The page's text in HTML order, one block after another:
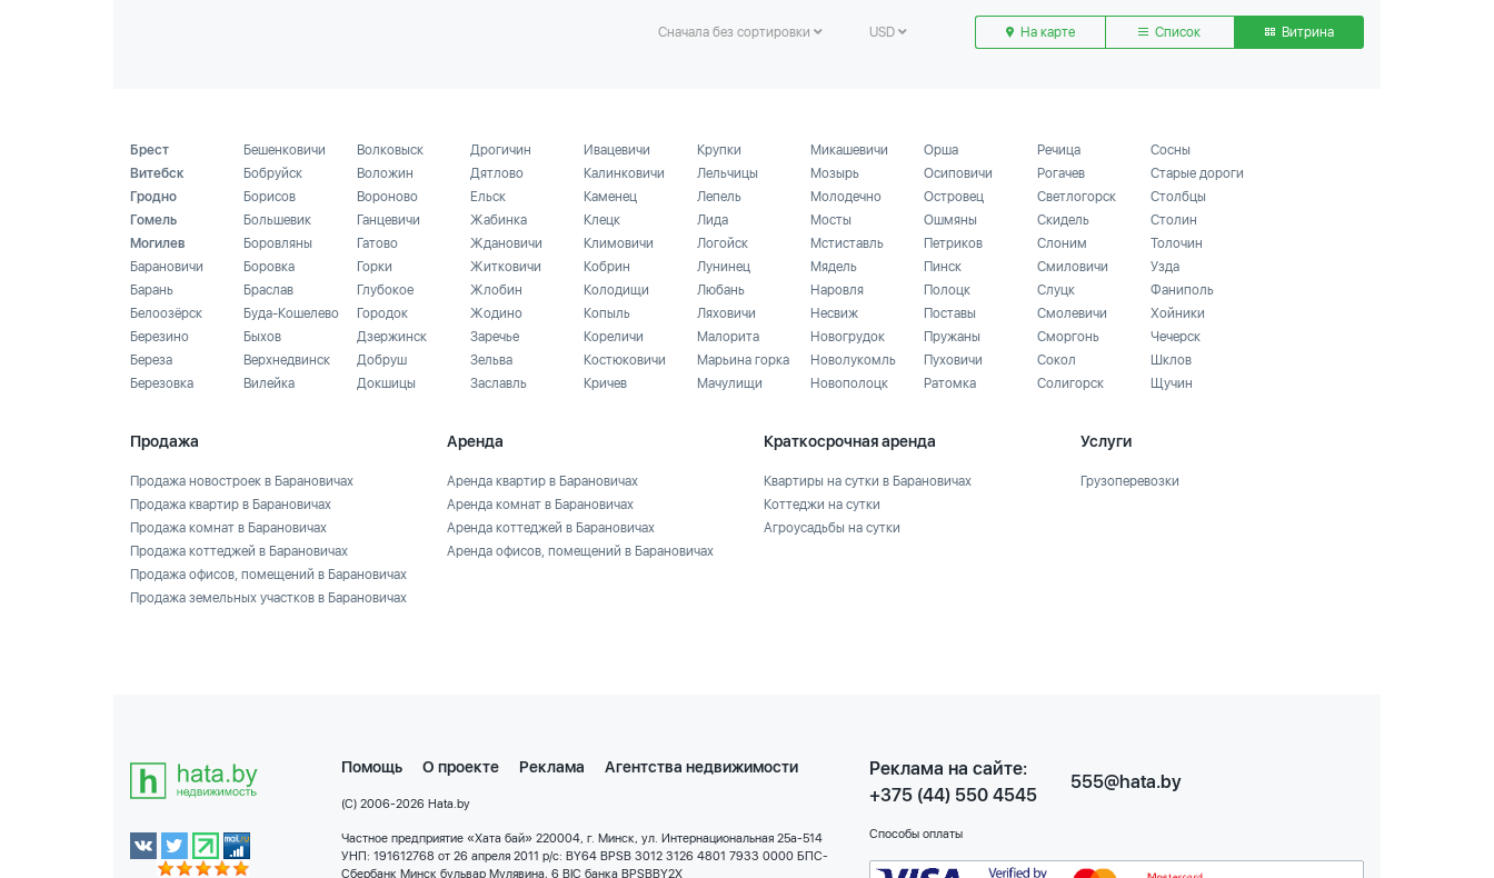
Сначала без сортировки USD На карте Список Витрина
Брест
Витебск
Гродно
Гомель
Могилев
Барановичи
Барань
Белоозёрск
Березино
Береза
Березовка
Бешенковичи
Бобруйск
Борисов
Большевик
Боровляны
Боровка
Браслав
Буда-Кошелево
Быхов
Верхнедвинск
Вилейка
Волковыск
Воложин
Вороново
Ганцевичи
Гатово
Горки
Глубокое
Городок
Дзержинск
Добруш
Докшицы
Дрогичин
Дятлово
Ельск
Жабинка
Ждановичи
Житковичи
Жлобин
Жодино
Заречье
Зельва
Заславль
Ивацевичи
Калинковичи
Каменец
Клецк
Климовичи
Кобрин
Колодищи
Копыль
Кореличи
Костюковичи
Кричев
Крупки
Лельчицы
Лепель
Лида
Логойск
Лунинец
Любань
Ляховичи
Малорита
Марьина горка
Мачулищи
Микашевичи
Мозырь
Молодечно
Мосты
Мстиставль
Мядель
Наровля
Несвиж
Новогрудок
Новолукомль
Новополоцк
Орша
Осиповичи
Островец
Ошмяны
Петриков
Пинск
Полоцк
Поставы
Пружаны
Пуховичи
Ратомка
Речица
Рогачев
Светлогорск
Скидель
Слоним
Смиловичи
Слуцк
Смолевичи
Сморгонь
Сокол
Солигорск
Сосны
Старые дороги
Столбцы
Столин
Толочин
Узда
Фаниполь
Хойники
Чечерск
Шклов
Щучин
Продажа
Продажа новостроек в Барановичах
Продажа квартир в Барановичах
Продажа комнат в Барановичах
Продажа коттеджей в Барановичах
Продажа офисов, помещений в Барановичах
Продажа земельных участков в Барановичах
Аренда
Аренда квартир в Барановичах
Аренда комнат в Барановичах
Аренда коттеджей в Барановичах
Аренда офисов, помещений в Барановичах
Краткосрочная аренда
Квартиры на сутки в Барановичах
Коттеджи на сутки
Агроусадьбы на сутки
Услуги
Грузоперевозки
Помощь О проекте Реклама Агентства недвижимости
(C) 2006-2026 Hata.by
Частное предприятие «Хата бай» 220004, г. Минск, ул. Интернациональная 25а-514
УНП: 191612768 от 26 апреля 2011 р/с: BY64 BPSB 3012 3126 4801 7933 0000 БПС-
Сбербанк Минск бульвар Мулявина, 6 BIC банка BPSBBY2X
Реклама на сайте:
+375 (44) 550 4545
555@hata.by
Способы оплаты